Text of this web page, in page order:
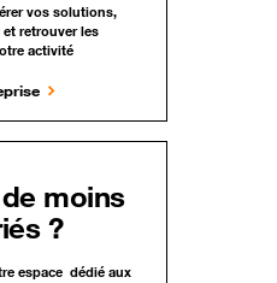
vos solutions,
retrouver les
activité
moins
?
espace dédié aux